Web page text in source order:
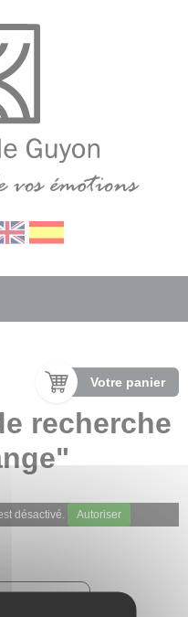
Votre panier
recherche
désactivé. Autoriser